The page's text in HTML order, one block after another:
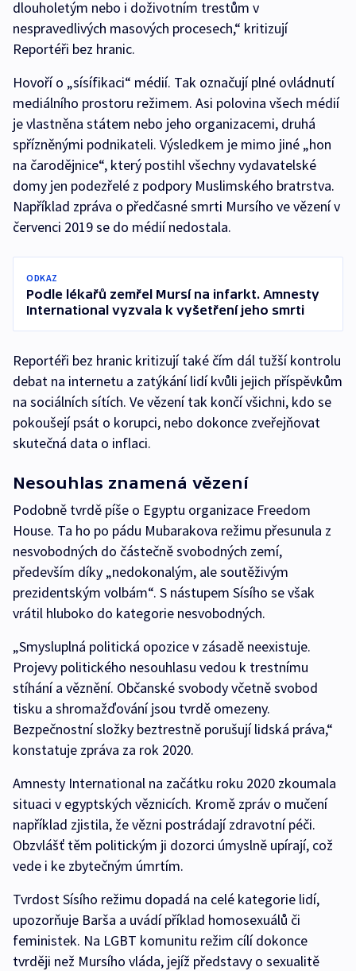
dlouholetým nebo i doživotním trestům v
nespravedlivých masových procesech,“ kritizují
Reportéři bez hranic.
Hovoří o „sísífikaci“ médií. Tak označují plné ovládnutí
mediálního prostoru režimem. Asi polovina všech médií
je vlastněna státem nebo jeho organizacemi, druhá
spřízněnými podnikateli. Výsledkem je mimo jiné „hon
na čarodějnice“, který postihl všechny vydavatelské
domy jen podezřelé z podpory Muslimského bratrstva.
Například zpráva o předčasné smrti Mursího ve vězení v
červenci 2019 se do médií nedostala.
ODKAZ
Podle lékařů zemřel Mursí na infarkt. Amnesty
International vyzvala k vyšetření jeho smrti
Reportéři bez hranic kritizují také čím dál tužší kontrolu
debat na internetu a zatýkání lidí kvůli jejich příspěvkům
na sociálních sítích. Ve vězení tak končí všichni, kdo se
pokoušejí psát o korupci, nebo dokonce zveřejňovat
skutečná data o inflaci.
Nesouhlas znamená vězení
Podobně tvrdě píše o Egyptu organizace Freedom
House. Ta ho po pádu Mubarakova režimu přesunula z
nesvobodných do částečně svobodných zemí,
především díky „nedokonalým, ale soutěživým
prezidentským volbám“. S nástupem Sísího se však
vrátil hluboko do kategorie nesvobodných.
„Smysluplná politická opozice v zásadě neexistuje.
Projevy politického nesouhlasu vedou k trestnímu
stíhání a věznění. Občanské svobody včetně svobod
tisku a shromažďování jsou tvrdě omezeny.
Bezpečnostní složky beztrestně porušují lidská práva,“
konstatuje zpráva za rok 2020.
Amnesty International na začátku roku 2020 zkoumala
situaci v egyptských věznicích. Kromě zpráv o mučení
například zjistila, že vězni postrádají zdravotní péči.
Obzvlášť těm politickým ji dozorci úmyslně upírají, což
vede i ke zbytečným úmrtím.
Tvrdost Sísího režimu dopadá na celé kategorie lidí,
upozorňuje Barša a uvádí příklad homosexuálů či
feministek. Na LGBT komunitu režim cílí dokonce
tvrději než Mursího vláda, jejíž představy o sexualitě